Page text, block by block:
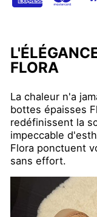
FLORA
La chaleur n'a
bottes épaisses
redéfinissent la
impeccable
Flora ponctuent
sans effort.